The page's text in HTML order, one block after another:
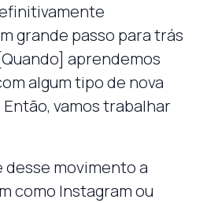
grande passo para trás
aprendemos
algum tipo de nova
vamos trabalhar
desse movimento a
como Instagram ou